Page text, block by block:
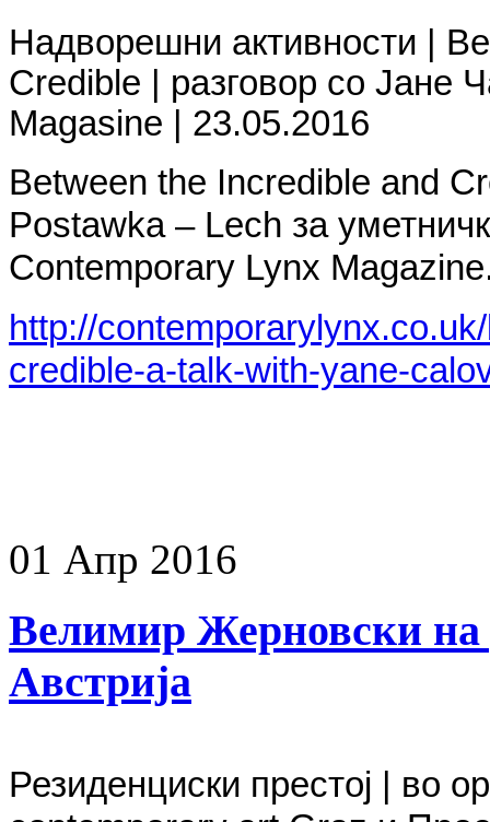
Надворешни активности |
Credible | разговор со Јане
Magasine | 23.05.2016
Between the Incredible and
Postawka – Lech за
Contemporary Lynx
http://
credible-a-talk-with-yane-
01 Апр 2016
Велимир Жерновски на
Австрија
Резиденциски престој | во